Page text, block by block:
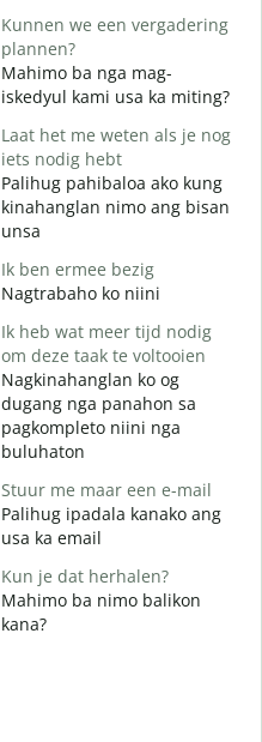
Kunnen we een vergadering
plannen?
Mahimo ba nga mag-
iskedyul kami usa ka miting?
Laat het me weten als je nog
iets nodig hebt
Palihug pahibaloa ako kung
kinahanglan nimo ang bisan
unsa
Ik ben ermee bezig
Nagtrabaho ko niini
Ik heb wat meer tijd nodig
om deze taak te voltooien
Nagkinahanglan ko og
dugang nga panahon sa
pagkompleto niini nga
buluhaton
Stuur me maar een e-mail
Palihug ipadala kanako ang
usa ka email
Kun je dat herhalen?
Mahimo ba nimo balikon
kana?